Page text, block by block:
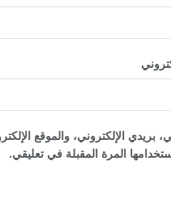
الإلكتروني، والموقع
المرة المقبلة في تعليقي.